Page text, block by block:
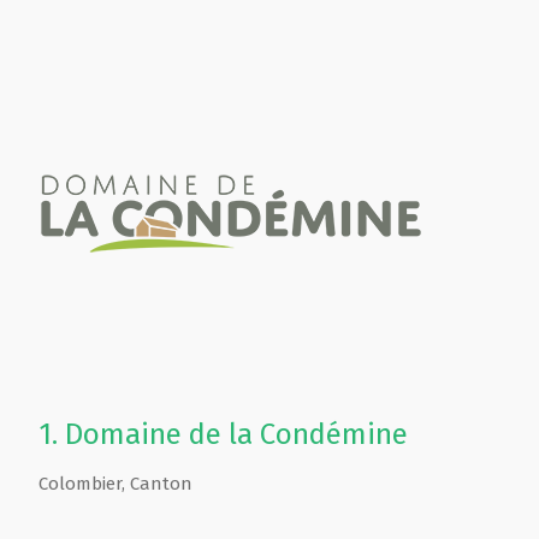
1. Domaine de la Condémine
Colombier, Canton